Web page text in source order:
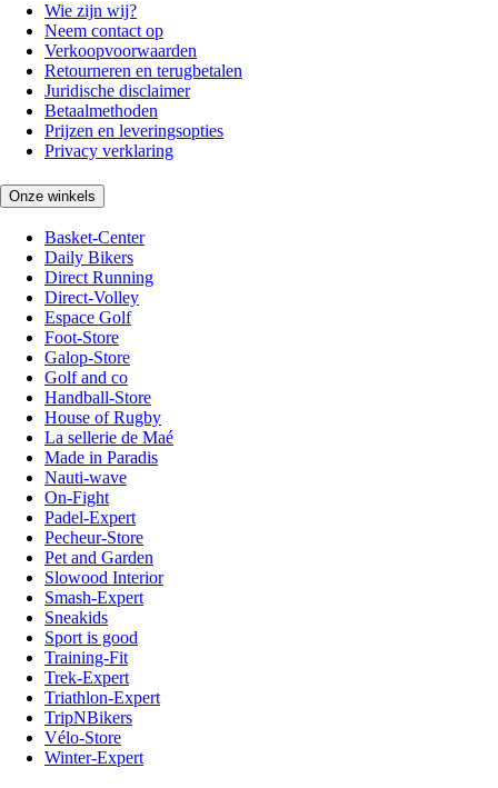
Wie zijn wij?
Neem contact op
Verkoopvoorwaarden
Retourneren en terugbetalen
Juridische disclaimer
Betaalmethoden
Prijzen en leveringsopties
Privacy verklaring
Onze winkels
Basket-Center
Daily Bikers
Direct Running
Direct-Volley
Espace Golf
Foot-Store
Galop-Store
Golf and co
Handball-Store
House of Rugby
La sellerie de Maé
Made in Paradis
Nauti-wave
On-Fight
Padel-Expert
Pecheur-Store
Pet and Garden
Slowood Interior
Smash-Expert
Sneakids
Sport is good
Training-Fit
Trek-Expert
Triathlon-Expert
TripNBikers
Vélo-Store
Winter-Expert